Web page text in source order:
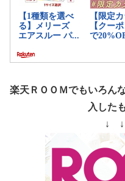
楽天ＲＯＯＭでもいろん
入した
↓